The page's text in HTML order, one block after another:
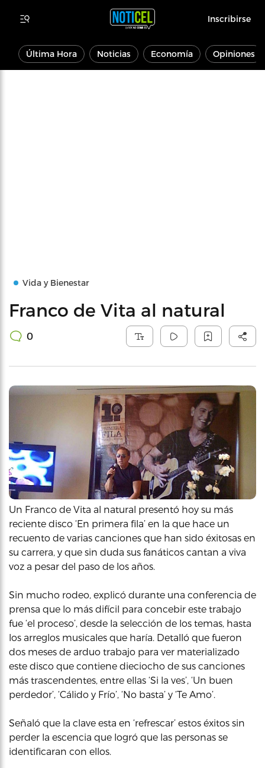
Inscribirse
Última Hora Noticias Economía Opiniones
Vida y Bienestar
Franco de Vita al natural
0
Un Franco de Vita al natural presentó hoy su más
reciente disco ‘En primera fila’ en la que hace un
recuento de varias canciones que han sido éxitosas en
su carrera, y que sin duda sus fanáticos cantan a viva
voz a pesar del paso de los años.
Sin mucho rodeo, explicó durante una conferencia de
prensa que lo más difícil para concebir este trabajo
fue ‘el proceso’, desde la selección de los temas, hasta
los arreglos musicales que haría. Detalló que fueron
dos meses de arduo trabajo para ver materializado
este disco que contiene dieciocho de sus canciones
más trascendentes, entre ellas ‘Si la ves’, ‘Un buen
perdedor’, ‘Cálido y Frío’, ‘No basta’ y ‘Te Amo’.
Señaló que la clave esta en ‘refrescar’ estos éxitos sin
perder la escencia que logró que las personas se
identificaran con ellos.